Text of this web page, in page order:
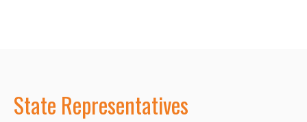
State Representatives